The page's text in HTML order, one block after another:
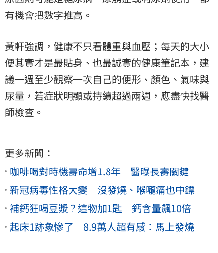
有機會把數字推高。
黃軒強調，健康不只看體重與血壓；每天的大小
便其實才是最貼身、也最誠實的健康筆記本，建
議一週至少觀察一次自己的便形、顏色、氣味與
尿量，若症狀明顯或持續超過兩週，應盡快找醫
師檢查。
更多新聞：
咖啡喝對時機壽命增1.8年 醫曝長壽關鍵
新冠病毒性格大變 沒發燒、喉嚨痛也中鏢
補鈣狂喝豆漿？這物加1匙 鈣含量飆10倍
起床1跡象慘了 8.9萬人超有感：馬上發燒